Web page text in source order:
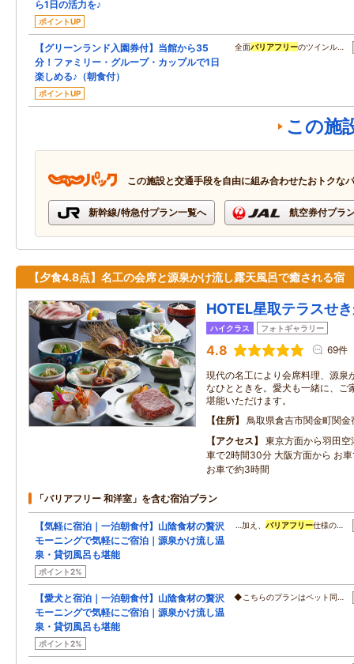
ら1日の活力を♪
ポイントUP
【グリーンランド入園券付】当館から35
分！ファミリー・グループ・カップルで1日
楽しめる♪（朝食付）
ポイントUP
全面バリアフリーのツインル…
この施
この施設と交通手段を自由に組み合わせたおトクな
新幹線/特急付プラン一覧へ 航空券付プラ
【夕食4.8点】名工の会席と源泉かけ流し露天風呂で癒される宿
HOTEL星取テラスせ
ハイクラス フォトギャラリー
4.8 69件
現代の名工により会席料理、源泉
なひとときを。愛犬も一緒に、ご
堪能いただけます。
住所
鳥取県倉吉市関金町関金
アクセス
東京方面から羽田
車で2時間30分 大阪方面から お
お車で約3時間
「バリアフリー 和洋室」を含む宿泊プラン
【気軽に宿泊｜一泊朝食付】山陰食材の贅沢
モーニングで気軽にご宿泊｜源泉かけ流し温
泉・貸切風呂も堪能
ポイント2%
…加え、 バリアフリー仕様の…
【愛犬と宿泊｜一泊朝食付】山陰食材の贅沢
モーニングで気軽にご宿泊｜源泉かけ流し温
泉・貸切風呂も堪能
ポイント2%
◆こちらのプランはペット同…